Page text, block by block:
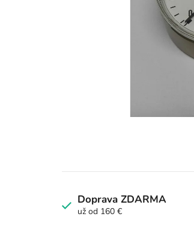
Doprava ZDARMA
už od 160 €